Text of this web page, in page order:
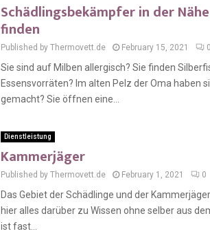
Schädlingsbekämpfer in der
finden
Published by Thermovett.de February 15, 2021 0
Sie sind auf Milben allergisch? Sie finden
Essensvorräten? Im alten Pelz der Oma haben
gemacht? Sie öffnen eine...
Dienstleistung
Kammerjäger
Published by Thermovett.de February 1, 2021 0
Das Gebiet der Schädlinge und der
hier alles darüber zu Wissen ohne selber aus
ist fast...